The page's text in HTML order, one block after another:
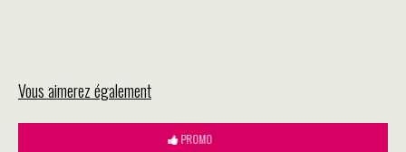
Vous aimerez également
PROMO